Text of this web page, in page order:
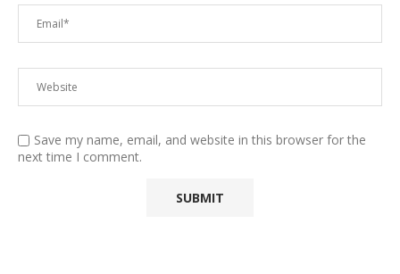
Save my name, email, and website in this browser for the
next time I comment.